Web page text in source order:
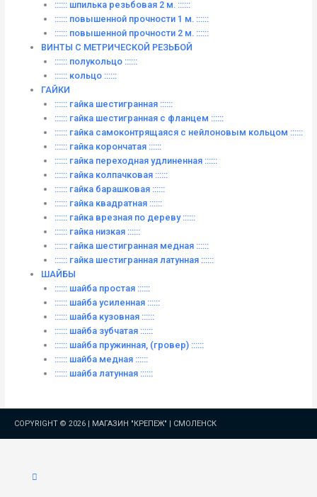
:::::: шпилька резьбовая 2 м. ::::::
:::::: повышенной прочности 1 м. ::::::
:::::: повышенной прочности 2 м. ::::::
ВИНТЫ C МЕТРИЧЕСКОЙ РЕЗЬБОЙ
:::::: полукольцо ::::::
:::::: кольцо ::::::
ГАЙКИ
:::::: гайка шестигранная ::::::
:::::: гайка шестигранная с фланцем ::::::
:::::: гайка самоконтрящаяся с нейлоновым кольцом ::::::
:::::: гайка корончатая ::::::
:::::: гайка переходная удлиненная ::::::
:::::: гайка колпачковая ::::::
:::::: гайка барашковая ::::::
:::::: гайка квадратная ::::::
:::::: гайка врезная по дереву ::::::
:::::: гайка низкая ::::::
:::::: гайка шестигранная медная ::::::
:::::: гайка шестигранная латунная ::::::
ШАЙБЫ
:::::: шайба простая ::::::
:::::: шайба усиленная ::::::
:::::: шайба кузовная ::::::
:::::: шайба зубчатая ::::::
:::::: шайба пружинная, (гровер) ::::::
:::::: шайба медная ::::::
:::::: шайба латунная ::::::
COPYRIGHT © 2026 | МАГАЗИН "КРЕПЕЖ" | СМОЛЕНСК